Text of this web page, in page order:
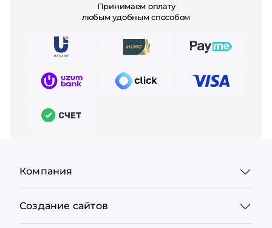
Принимаем оплату
любым удобным способом
Компания
Создание сайтов